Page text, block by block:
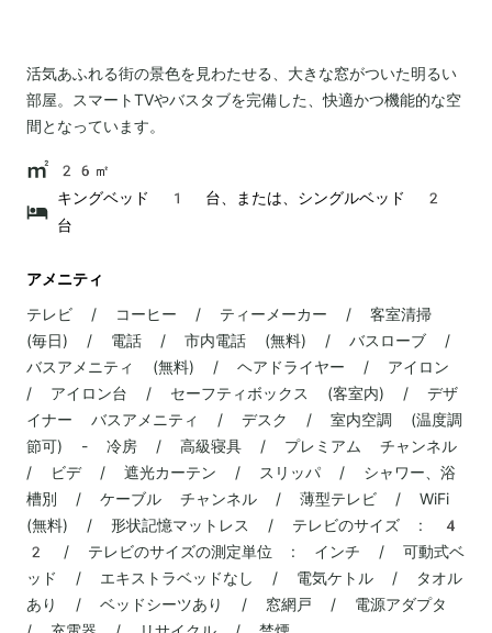
活気あふれる街の景色を見わたせる、大きな窓がついた明るい
部屋。スマートTVやバスタブを完備した、快適かつ機能的な空
間となっています。
26㎡
キングベッド 1 台、または、シングルベッド 2
台
アメニティ
テレビ / コーヒー / ティーメーカー / 客室清掃
(毎日) / 電話 / 市内電話 (無料) / バスローブ /
バスアメニティ (無料) / ヘアドライヤー / アイロン
/ アイロン台 / セーフティボックス (客室内) / デザ
イナー バスアメニティ / デスク / 室内空調 (温度調
節可) - 冷房 / 高級寝具 / プレミアム チャンネル
/ ビデ / 遮光カーテン / スリッパ / シャワー、浴
槽別 / ケーブル チャンネル / 薄型テレビ / WiFi
(無料) / 形状記憶マットレス / テレビのサイズ : 4
2 / テレビのサイズの測定単位 : インチ / 可動式ベ
ッド / エキストラベッドなし / 電気ケトル / タオル
あり / ベッドシーツあり / 窓網戸 / 電源アダプタ